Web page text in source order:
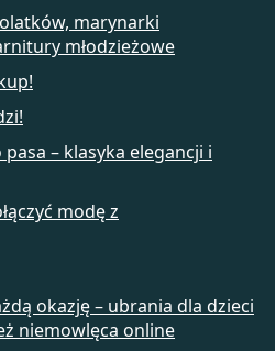
marynarki
młodzieżowe
– klasyka elegancji i
modę z
okazję – ubrania dla dzieci
niemowlęca online